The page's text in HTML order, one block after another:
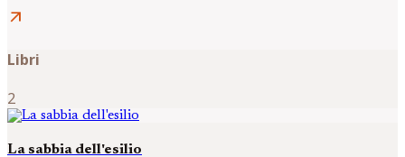
arrow_outward
Libri
2
La sabbia dell'esilio